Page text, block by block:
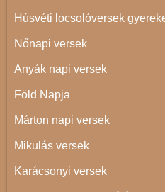
Húsvéti locsolóversek
Nőnapi versek
Anyák napi versek
Föld Napja
Márton napi versek
Mikulás versek
Karácsonyi versek